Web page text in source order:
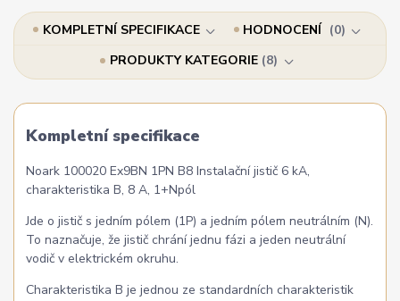
KOMPLETNÍ SPECIFIKACE HODNOCENÍ
0
PRODUKTY KATEGORIE 8
Kompletní specifikace
Noark 100020 Ex9BN 1PN B8 Instalační jistič 6 kA,
charakteristika B, 8 A, 1+Npól
Jde o jistič s jedním pólem (1P) a jedním pólem neutrálním (N).
To naznačuje, že jistič chrání jednu fázi a jeden neutrální
vodič v elektrickém okruhu.
Charakteristika B je jednou ze standardních charakteristik